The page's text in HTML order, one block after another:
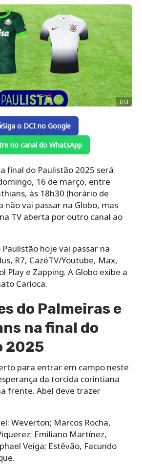
DCI
Siga o DCI no Google
no canal do WhatsApp
final do Paulistão 2025 será
16 de março, entre
às 18h30 (horário de
não vai passar na Globo, mas
TV aberta por outro canal ao
hoje vai passar na
R7, CazéTV/Youtube, Max,
Play e Zapping. A Globo exibe a
Carioca.
do Palmeiras e
na final do
2025
para entrar em campo neste
da torcida corintiana
frente. Abel deve trazer
Weverton; Marcos Rocha,
Emiliano Martínez,
Veiga; Estêvão, Facundo